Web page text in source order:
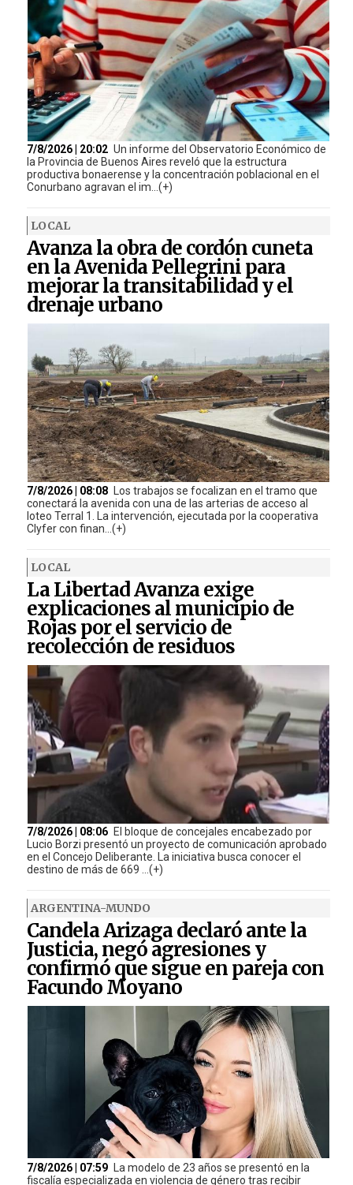
7/8/2026 | 20:02 Un informe del Observatorio Económico de
la Provincia de Buenos Aires reveló que la estructura
productiva bonaerense y la concentración poblacional en el
Conurbano agravan el im...(+)
LOCAL
Avanza la obra de cordón cuneta
en la Avenida Pellegrini para
mejorar la transitabilidad y el
drenaje urbano
7/8/2026 | 08:08 Los trabajos se focalizan en el tramo que
conectará la avenida con una de las arterias de acceso al
loteo Terral 1. La intervención, ejecutada por la cooperativa
Clyfer con finan...(+)
LOCAL
La Libertad Avanza exige
explicaciones al municipio de
Rojas por el servicio de
recolección de residuos
7/8/2026 | 08:06 El bloque de concejales encabezado por
Lucio Borzi presentó un proyecto de comunicación aprobado
en el Concejo Deliberante. La iniciativa busca conocer el
destino de más de 669 ...(+)
ARGENTINA-MUNDO
Candela Arizaga declaró ante la
Justicia, negó agresiones y
confirmó que sigue en pareja con
Facundo Moyano
7/8/2026 | 07:59
La modelo de 23 años se presentó en la
fiscalía especializada en violencia de género tras recibir